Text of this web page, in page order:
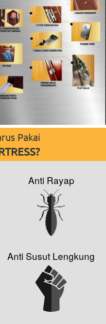
Pakai
Anti Rayap
Anti Susut Lengkung